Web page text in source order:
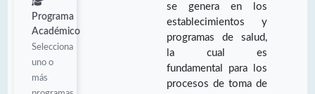
Programa
Académico
Selecciona
uno o
más
se genera en los
establecimientos y
programas de salud,
la cual es
fundamental para los
procesos de toma de